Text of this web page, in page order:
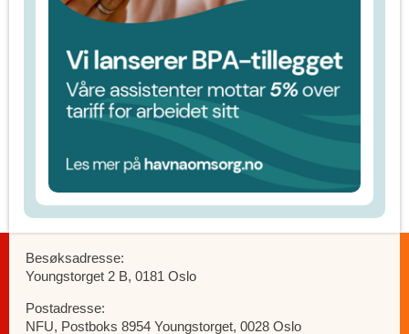
Besøksadresse:
Youngstorget 2 B, 0181 Oslo
Postadresse:
NFU, Postboks 8954 Youngstorget, 0028 Oslo